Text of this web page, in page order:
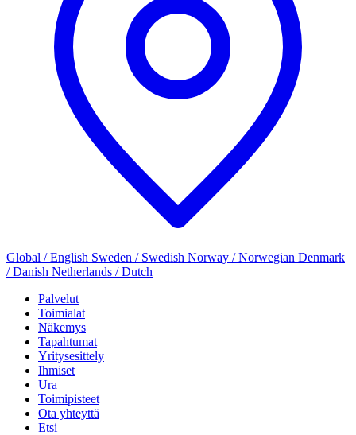
Global / English Sweden / Swedish Norway / Norwegian Denmark
/ Danish Netherlands / Dutch
Palvelut
Toimialat
Näkemys
Tapahtumat
Yritysesittely
Ihmiset
Ura
Toimipisteet
Ota yhteyttä
Etsi